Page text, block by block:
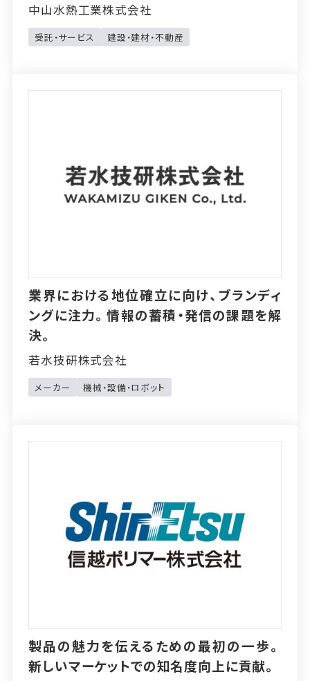
中山水熱工業株式会社
受託・サービス 建設・建材・不動産
業界における地位確立に向け、ブランディ
ングに注力。情報の蓄積・発信の課題を解
決。
若水技研株式会社
メーカー 機械・設備・ロボット
製品の魅力を伝えるための最初の一歩。
新しいマーケットでの知名度向上に貢献。